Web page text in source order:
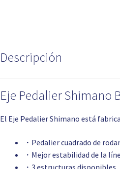
Descripción
Eje Pedalier Shimano
El Eje Pedalier Shimano está
・Pedalier cuadrado de
・Mejor estabilidad de la
・3 estructuras disponibles